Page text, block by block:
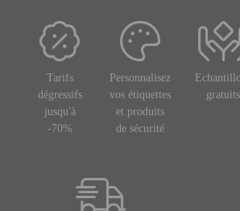
Tarifs
dégressifs
jusqu'à
-70%
Personnalisez
vos étiquettes
et produits
de sécurité
gratuits